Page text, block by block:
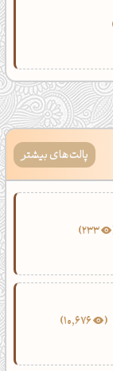
پالت‌های بیشتر
233